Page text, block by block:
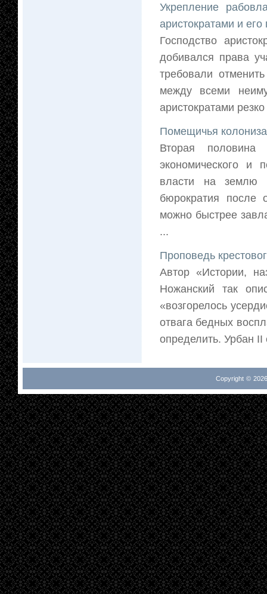
Укрепление
аристократами и его
Господство
добивался права
требовали
между всеми
аристократами
Помещичья
Вторая
экономического и
власти на землю
бюрократия после
можно быстрее
...
Проповедь
Автор «Истории,
Ножанский так
«возгорелось
отвага бедных
определить. Урбан II
Copyright ©